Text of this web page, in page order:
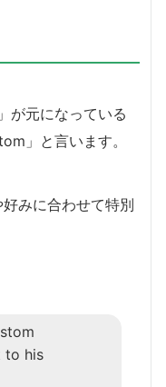
が元になっている
」と言います。
みに合わせて特別
to his